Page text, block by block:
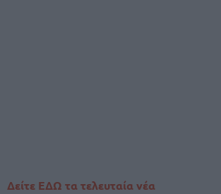
Δείτε ΕΔΩ τα τελευταία νέα